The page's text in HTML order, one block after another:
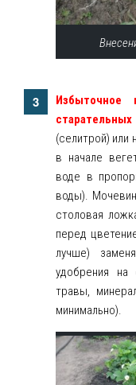
Избыточное
(селитрой) или
в начале
воде в
воды).
столовая
перед
лучше)
удобрения на
травы,
минимально).